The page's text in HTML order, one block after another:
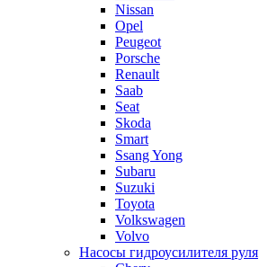
Nissan
Opel
Peugeot
Porsche
Renault
Saab
Seat
Skoda
Smart
Ssang Yong
Subaru
Suzuki
Toyota
Volkswagen
Volvo
Насосы гидроусилителя руля